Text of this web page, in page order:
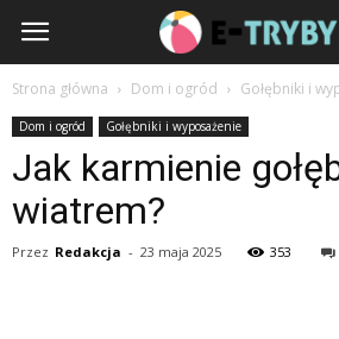
Tryby.pl
Strona główna Dom i ogród Gołębniki i
Dom i ogród Gołębniki i wyposażenie
Jak karmienie
wiatrem?
Przez Redakcja - 23 maja 2025 353